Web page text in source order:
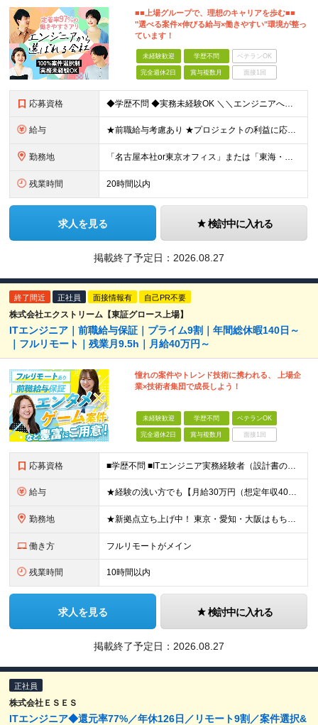
■■上場グループで、理想のキャリアを歩む■■
"選べる案件×伸びる給与×働きやすい"環境が整っ
ています！
未経験歓迎 学歴不問 ベテランOK
完全週休2日 賞与複数月 面接1回
応募資格 ◆学歴不問 ◆実務未経験OK ＼＼エンジニアへの第一歩を歩める／／ ■情報系・工学系の大学（専門学校）を卒業された方 ■職業訓練校を卒業された方 など、実務経験は無いけどエンジニアにチャレンジしたい
給与 ★前職給与考慮あり ★プロジェクトの利益に応じて賞与UP ★年収810万円（月給49万円＋諸手当+賞与年2回）OK！ 月給23.8万円～＋各種手当＋賞与年2回（経験～1年） ：想定年収320万円～
勤務地 「名古屋本社or東京オフィス」または「東海・関東・関西のクライアント先」 ※通勤可能な範囲での就業となりますのでご安心ください。 ※転勤はありません。 ※U・Iターンも歓迎します！（引越し代支給などU
残業時間 20時間以内
求人を見る 検討中に入れる
掲載終了予定日： 2026.08.27
終了間近 正社員 面接情報有 自己PR不要
株式会社エクストリーム【東証グロース上場】
ITエンジニア｜前職給与保証｜プライム9割｜年間総休暇140日～
｜フルリモート｜残業月9.5h｜月給40万円～
憧れの案件やトレンド技術に携われる、 上場企
業×技術者集団で成長しよう！
未経験歓迎 学歴不問 ベテランOK
完全週休2日 賞与複数月 面接1回
応募資格 ■学歴不問 ■ITエンジニア実務経験者（設計書の作成・読み解き経験、プログラミング言語での実務経験など） ※実務未経験者でも熱意ある方は応募歓迎 ※経験者歓迎！ノーコード/ローコードの案件も豊富です！
給与 ★経験の浅い方でも【月給30万円（想定年収400万円以上）】からスタート！ 【開発経験をお持ちの方】 月給30万円～50万円＋ 賞与年2回（支給実績：3ヶ月分） ※給与には固定残業代(7万7000円
勤務地 ★新拠点立ち上げ中！ 東京・愛知・大阪はもちろん、北海道・仙台・静岡・広島・福岡案件も多数！ ★テレワーク率7割以上／フルリモート案件あり ★地方からの上京も歓迎♪北海道出身の方も活躍中です！ ★原則
働き方 フルリモートがメイン
残業時間 10時間以内
求人を見る 検討中に入れる
掲載終了予定日： 2026.08.27
正社員
株式会社ＥＳＥＳ
ITエンジニア◆還元率77%／年休126⽇／リモート9割／案件選択&